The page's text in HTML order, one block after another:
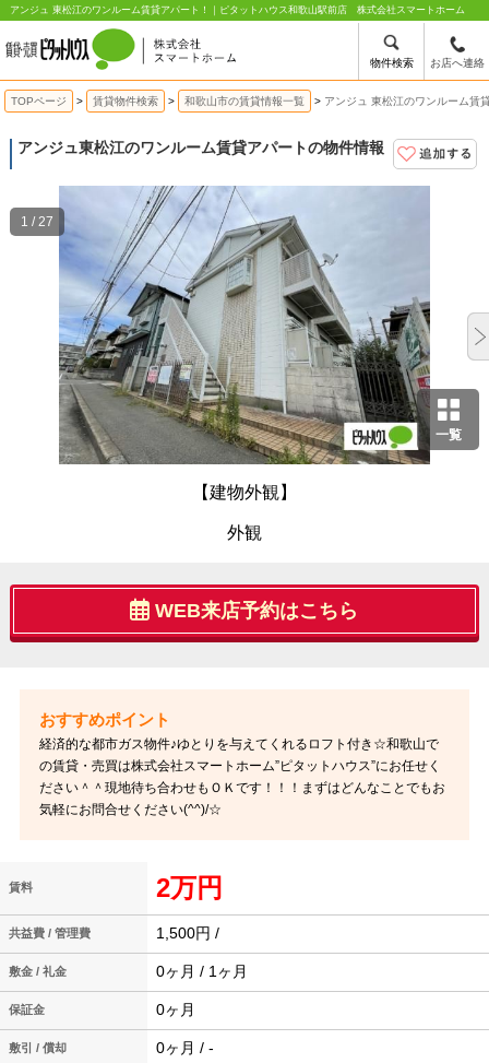
物件検索 お店へ連絡
アンジュ 東松江のワンルーム賃貸アパート！｜ピタットハウス和歌山駅前店 株式会社スマートホーム
TOPページ 賃貸物件検索 和歌山市の賃貸情報一覧 アンジュ 東松江のワンルーム賃
アンジュ東松江のワンルーム賃貸アパートの物件情報
一覧
【建物外観】
外観
1 / 27
WEB来店予約はこちら
経済的な都市ガス物件♪ゆとりを与えてくれるロフト付き☆和歌山で
の賃貸・売買は株式会社スマートホーム”ピタットハウス”にお任せく
ださい＾＾現地待ち合わせもＯＫです！！！まずはどんなことでもお
気軽にお問合せください(^^)/☆
賃料 2万円
共益費 / 管理費 1,500円 /
敷金 / 礼金 0ヶ月 / 1ヶ月
保証金 0ヶ月
敷引 / 償却 0ヶ月 / -